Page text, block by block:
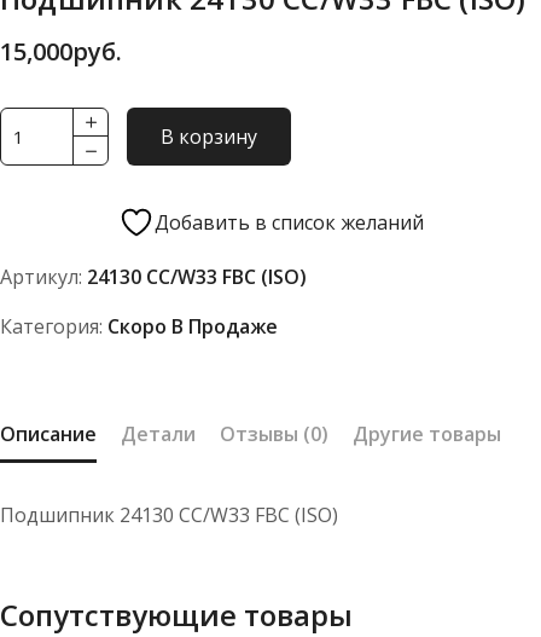
15,000руб.
Количество
товара
FBC
В корзину
Добавить в список желаний
Артикул: 24130 CC/W33 FBC (ISO)
Категория: Скоро В Продаже
Описание Детали Отзывы (0) Другие товары
Подшипник 24130 CC/W33 FBC (ISO)
Сопутствующие товары